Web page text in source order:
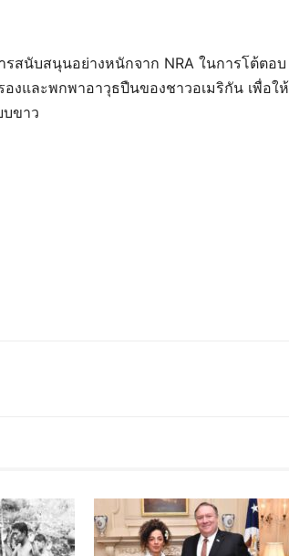
สนับสนุนอย่างหนักจาก NRA ในการโต้ตอบ
งและพกพาอาวุธปืนของชาวอเมริกัน เพื่อให้
บขาว